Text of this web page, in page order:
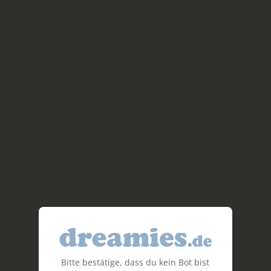
Bitte bestätige, dass du kein Bot bist